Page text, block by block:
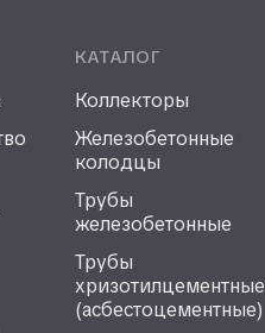
КАТАЛОГ
Коллекторы
Железобетонные
колодцы
Трубы
железобетонные
Трубы
хризотилцементные
(асбестоцементные)